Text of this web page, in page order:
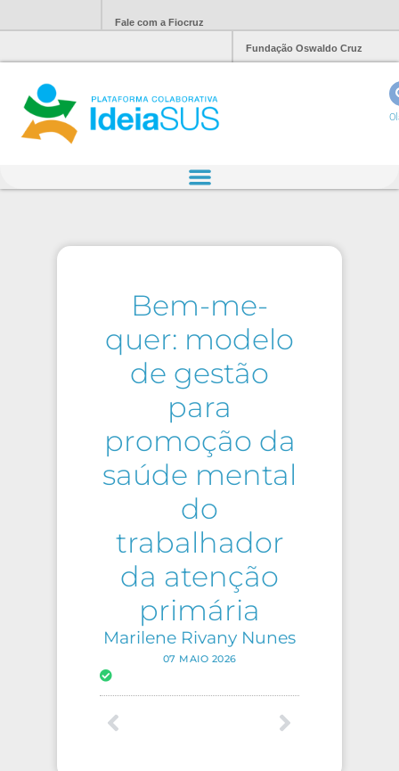
Fale com a Fiocruz
Fundação Oswaldo Cruz
Bem-me-
quer: modelo
de gestão
para
promoção da
saúde mental
do
trabalhador
da atenção
primária
Marilene Rivany Nunes
07 MAIO 2026